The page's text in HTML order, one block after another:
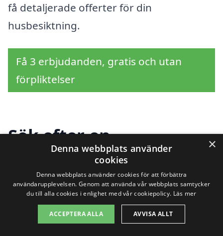
få detaljerade offerter för din
husbesiktning.
Få 3 erbjudanden, gratis och utan
förpliktelser
Sök efter en
professionell för
husbesiktning i andra
städer nära Nordöstra
Göteborg
×
Denna webbplats använder
cookies
Denna webbplats använder cookies för att förbättra
användarupplevelsen. Genom att använda vår webbplats samtycker
du till alla cookies i enlighet med vår cookiepolicy. Läs mer
ACCEPTERA ALLA AVVISA ALLT